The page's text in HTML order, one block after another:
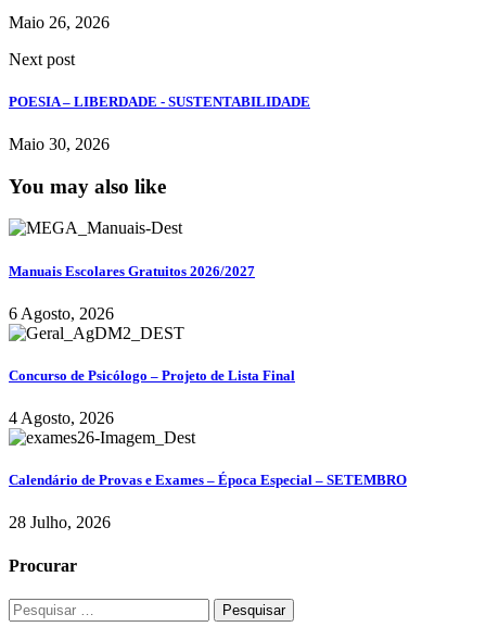
Maio 26, 2026
Next post
POESIA – LIBERDADE - SUSTENTABILIDADE
Maio 30, 2026
You may also like
Manuais Escolares Gratuitos 2026/2027
6 Agosto, 2026
Concurso de Psicólogo – Projeto de Lista Final
4 Agosto, 2026
Calendário de Provas e Exames – Época Especial – SETEMBRO
28 Julho, 2026
Procurar